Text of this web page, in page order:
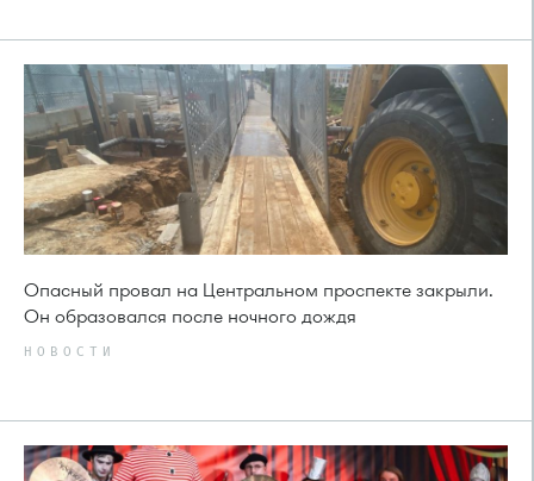
Опасный провал на Центральном проспекте закрыли.
Он образовался после ночного дождя
НОВОСТИ